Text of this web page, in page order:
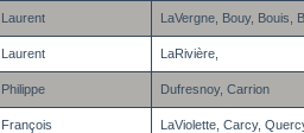
Laurent LaVergne, Bouy, Bouis,
Laurent LaRivière,
Philippe Dufresnoy, Carrion
François LaViolette, Carcy,